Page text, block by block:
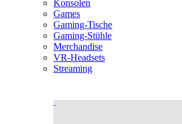
Konsolen
Games
Gaming-Tische
Gaming-Stühle
Merchandise
VR-Headsets
Streaming